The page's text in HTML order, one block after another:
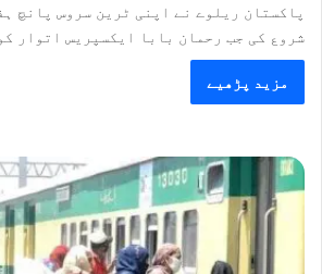
پاکستان ریلوے نے اپنی ٹرین سروس پانچ
شروع کی جب رحمان بابا ایکسپریس اتوار
مزید پڑھیے